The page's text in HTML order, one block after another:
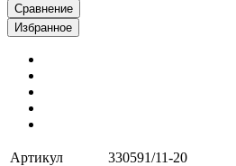
Сравнение
Избранное
Артикул
330591/11-20